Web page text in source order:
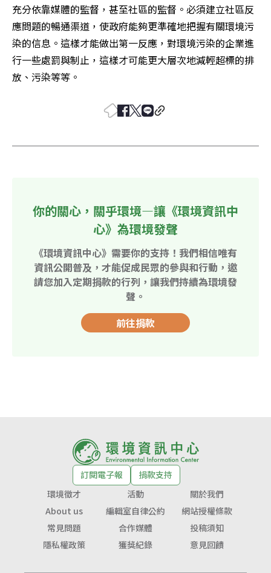
充分依靠媒體的監督，甚至社區的監督。必須建立社區反
應問題的暢通渠道，使政府能夠更準確地把握有關環境污
染的信息。這樣才能做出第一反應，對環境污染的企業進
行一些處罰與制止，這樣才可能更大層次地減輕超標的排
放、污染等等。
你的關心，關乎環境—讓《環境資訊中
心》為環境發聲
《環境資訊中心》需要你的支持！我們相信唯有
資訊公開普及，才能促成民眾的參與和行動，邀
請您加入定期捐款的行列，讓我們持續為環境發
聲。
前往捐款
訂閱電子報
捐款支持
環境徵才
活動
關於我們
About us
編輯室自律公約
網站授權條款
常見問題
合作媒體
投稿須知
隱私權政策
獲獎紀錄 意見回饋